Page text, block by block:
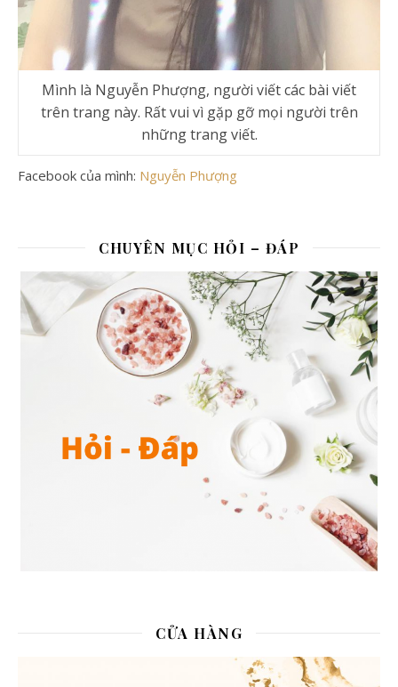
Mình là Nguyễn Phượng, người viết các bài viết
trên trang này. Rất vui vì gặp gỡ mọi người trên
những trang viết.
Facebook của mình: Nguyễn Phượng
CHUYÊN MỤC HỎI – ĐÁP
CỬA HÀNG